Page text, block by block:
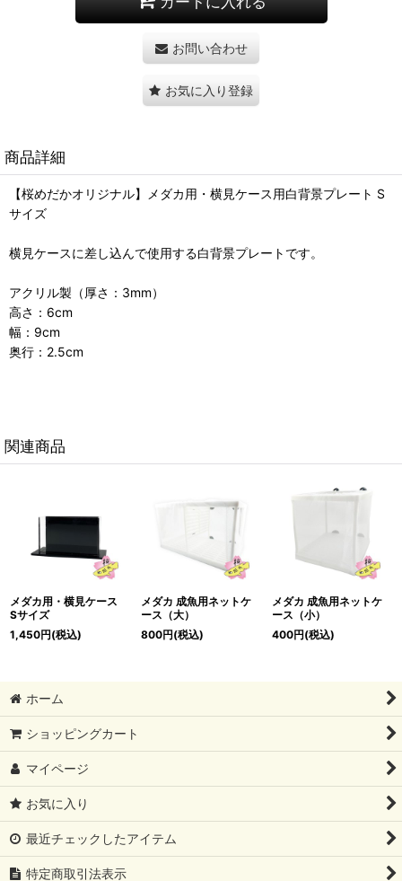
お問い合わせ
お気に入り登録
商品詳細
【桜めだかオリジナル】メダカ用・横見ケース用白背景プレート S
サイズ
横見ケースに差し込んで使用する白背景プレートです。
アクリル製（厚さ：3mm）
高さ：6cm
幅：9cm
奥行：2.5cm
関連商品
メダカ用・横見ケース
Sサイズ
1,450円(税込)
メダカ 成魚用ネットケ
ース（大）
800円(税込)
メダカ 成魚用ネットケ
ース（小）
400円(税込)
ホーム
ショッピングカート
マイページ
お気に入り
最近チェックしたアイテム
特定商取引法表示